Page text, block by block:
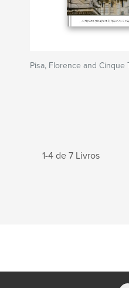
Pisa, Florence and Cinque
1-4 de 7 Livros